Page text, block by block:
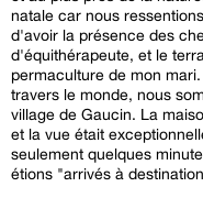
natale car nous
d'avoir la présence des
d'équithérapeute, et le
permaculture de mon mari. Après des années de recherche à
travers le monde, nous
village de Gaucin. La
et la vue était exceptionnelle. La vive émotion ressentie
seulement quelques
étions "arrivés à